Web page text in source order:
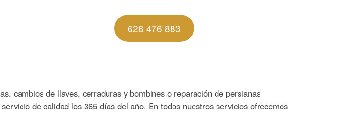
626 476 883
cambios de llaves, cerraduras y bombines o reparación de persianas
de calidad los 365 días del año. En todos nuestros servicios ofrecemos